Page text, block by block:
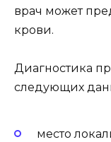
врач может
крови.
Диагностика
следующих
место